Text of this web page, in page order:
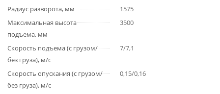
Радиус разворота, мм
1575
Максимальная высота
подъема, мм
3500
Скорость подъема (с грузом/
без груза), м/с
7/7,1
Скорость опускания (с грузом/
без груза), м/с
0,15/0,16